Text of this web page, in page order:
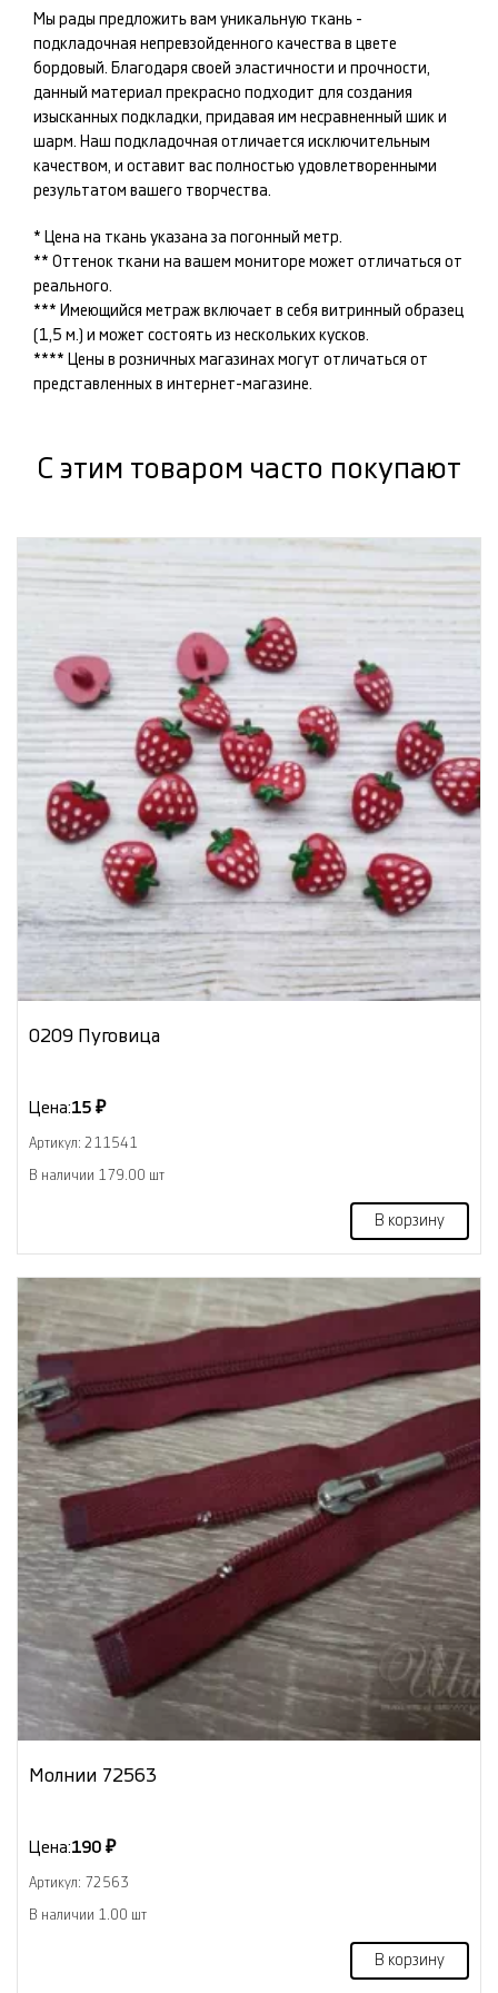
Мы рады предложить вам уникальную ткань -
подкладочная непревзойденного качества в цвете
бордовый. Благодаря своей эластичности и прочности,
данный материал прекрасно подходит для создания
изысканных подкладки, придавая им несравненный шик и
шарм. Наш подкладочная отличается исключительным
качеством, и оставит вас полностью удовлетворенными
результатом вашего творчества.
* Цена на ткань указана за погонный метр.
** Оттенок ткани на вашем мониторе может отличаться от
реального.
*** Имеющийся метраж включает в себя витринный образец
(1,5 м.) и может состоять из нескольких кусков.
**** Цены в розничных магазинах могут отличаться от
представленных в интернет-магазине.
С этим товаром часто покупают
0209 Пуговица
Цена:15 ₽
Артикул: 211541
В наличии 179.00 шт
В корзину
Молнии 72563
Цена:190 ₽
Артикул: 72563
В наличии 1.00 шт
В корзину